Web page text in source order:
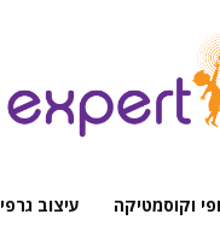
וקוסמטיקה עיצוב גרפי